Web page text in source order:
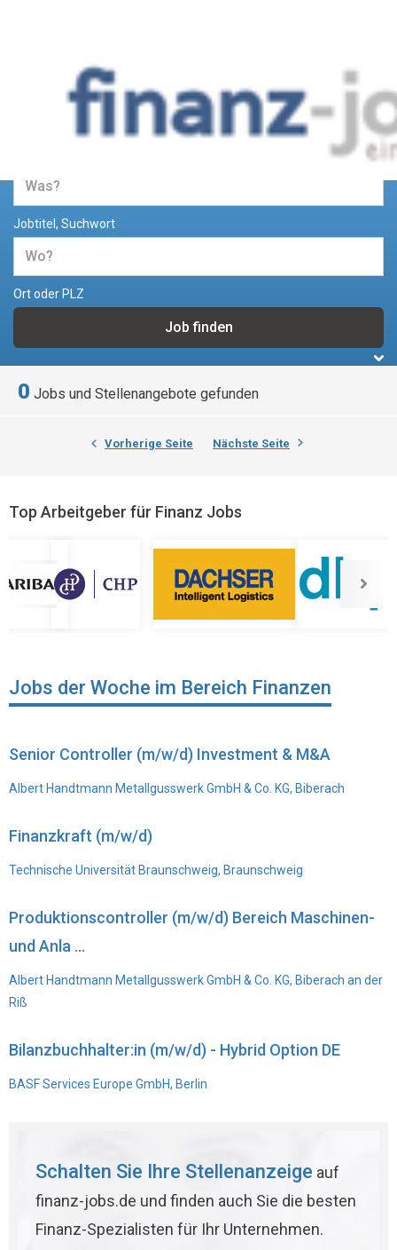
Jobs und Stellenangebote im
Bereich Finanzen
Jobtitel, Suchwort
Ort oder PLZ
0 Jobs und Stellenangebote gefunden
Vorherige Seite Nächste Seite
Top Arbeitgeber für Finanz Jobs
Jobs der Woche im Bereich Finanzen
Senior Controller (m/w/d) Investment & M&A
Albert Handtmann Metallgusswerk GmbH & Co. KG, Biberach
Finanzkraft (m/w/d)
Technische Universität Braunschweig, Braunschweig
Produktionscontroller (m/w/d) Bereich Maschinen-
und Anla ...
Albert Handtmann Metallgusswerk GmbH & Co. KG, Biberach an der
Riß
Bilanzbuchhalter:in (m/w/d) - Hybrid Option DE
BASF Services Europe GmbH, Berlin
Schalten Sie Ihre Stellenanzeige auf
finanz-jobs.de und finden auch Sie die besten
Finanz-Spezialisten für Ihr Unternehmen.